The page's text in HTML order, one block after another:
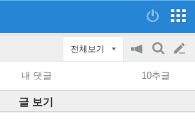
전체보기
공
지
on/off
검
색
글
쓰
기
내 댓글 10추글
글 보기